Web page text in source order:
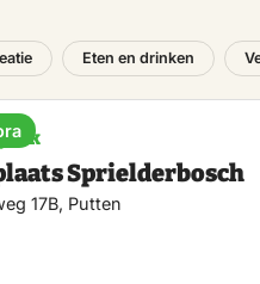
Eten en drinken
Sprielderbosch
17B, Putten